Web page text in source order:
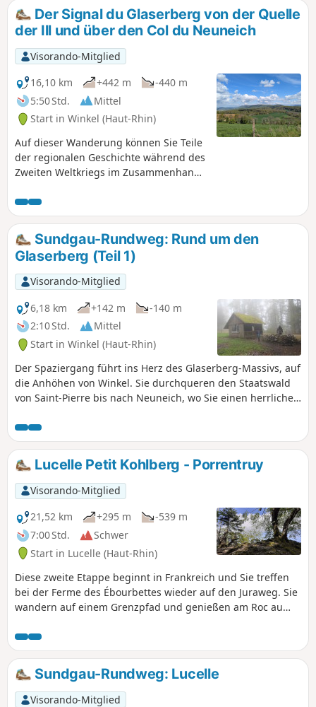
Der Signal du Glaserberg von der Quelle
der Ill und über den Col du Neuneich
Visorando-Mitglied
16,10 km
+442 m
-440 m
5:50 Std.
Mittel
Start in Winkel (Haut-Rhin)
Auf dieser Wanderung können Sie Teile
der regionalen Geschichte während des
Zweiten Weltkriegs im Zusammenhang
indem Sie teilweise den Sentier des
Marocains (Marokkanerweg) nehmen.
Außerdem können Sie wunderschöne
Landschaften sowohl im Schweizer Jura
als auch im Sundgau und in den
Ausläufern der Vogesen und des
Schwarzwaldes entdecken und dann auf
dem Rückweg zum Ausgangspunkt
entlang der Quelle der Ill wandern.
Sundgau-Rundweg: Rund um den
Glaserberg (Teil 1)
Visorando-Mitglied
6,18 km
+142 m
-140 m
2:10 Std.
Mittel
Start in Winkel (Haut-Rhin)
Der Spaziergang führt ins Herz des Glaserberg-Massivs, auf
die Anhöhen von Winkel. Sie durchqueren den Staatswald
von Saint-Pierre bis nach Neuneich, wo Sie einen herrlichen
Lucelle Petit Kohlberg - Porrentruy
Visorando-Mitglied
21,52 km
+295 m
-539 m
7:00 Std.
Schwer
Start in Lucelle (Haut-Rhin)
Diese zweite Etappe beginnt in Frankreich und Sie treffen
bei der Ferme des Ébourbettes wieder auf den Juraweg. Sie
wandern auf einem Grenzpfad und genießen am Roc au
wandern Sie abwechselnd durch Weiden und bewaldete
Massive. Bevor Sie in Porrentruy ankommen, können Sie
eine Freiluftausstellung mit Tierholzskulpturen genießen.
Besichtigen Sie unbedingt die historische Stadt Porrentruy
sowie das Schloss.
Sundgau-Rundweg: Lucelle
Visorando-Mitglied